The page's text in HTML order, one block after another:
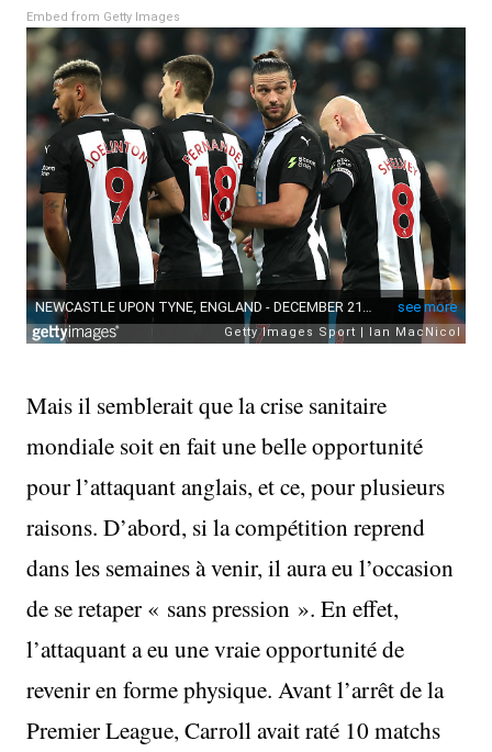
Embed from Getty Images
Mais il semblerait que la crise sanitaire
mondiale soit en fait une belle opportunité
pour l’attaquant anglais, et ce, pour plusieurs
raisons. D’abord, si la compétition reprend
dans les semaines à venir, il aura eu l’occasion
de se retaper « sans pression ». En effet,
l’attaquant a eu une vraie opportunité de
revenir en forme physique. Avant l’arrêt de la
Premier League, Carroll avait raté 10 matchs